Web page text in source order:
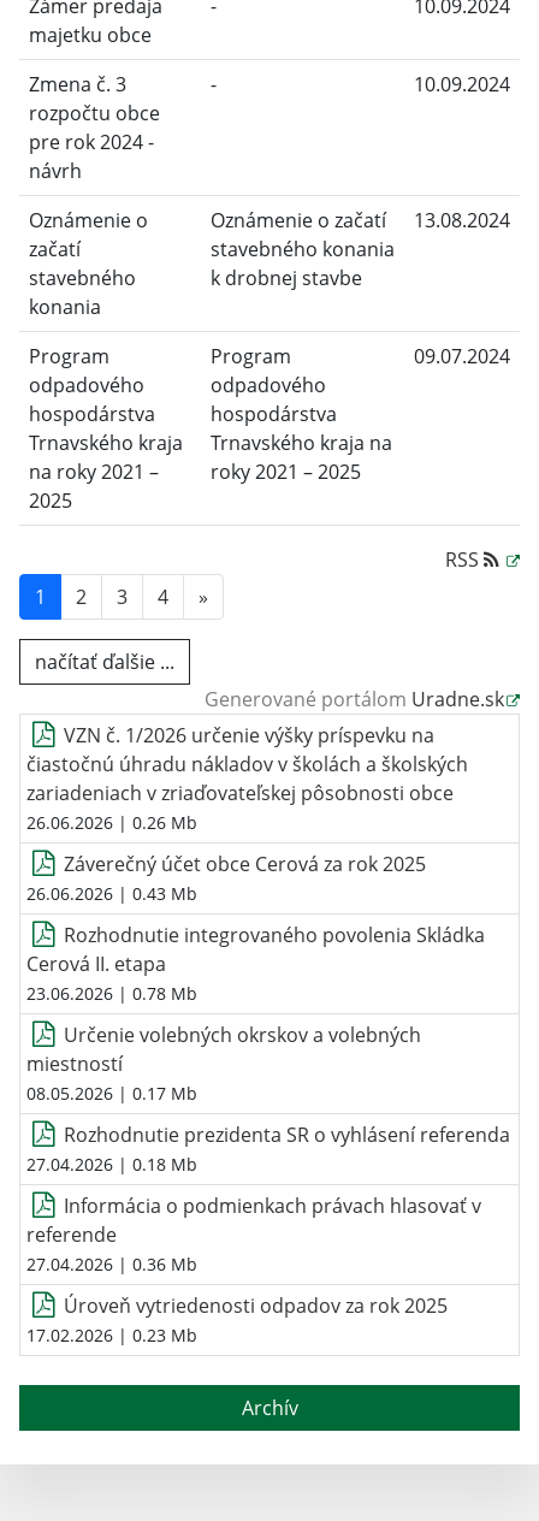
Zámer predaja
majetku obce
- 10.09.2024
Zmena č. 3
rozpočtu obce
pre rok 2024 -
návrh
- 10.09.2024
Oznámenie o
začatí
stavebného
konania
Oznámenie o začatí
stavebného konania
k drobnej stavbe
13.08.2024
Program
odpadového
hospodárstva
Trnavského kraja
na roky 2021 –
2025
Program
odpadového
hospodárstva
Trnavského kraja na
roky 2021 – 2025
09.07.2024
RSS
1
2 3 4 »
načítať ďalšie ...
Generované portálom Uradne.sk
VZN č. 1/2026 určenie výšky príspevku na
čiastočnú úhradu nákladov v školách a školských
zariadeniach v zriaďovateľskej pôsobnosti obce
26.06.2026 | 0.26 Mb
Záverečný účet obce Cerová za rok 2025
26.06.2026 | 0.43 Mb
Rozhodnutie integrovaného povolenia Skládka
Cerová II. etapa
23.06.2026 | 0.78 Mb
Určenie volebných okrskov a volebných
miestností
08.05.2026 | 0.17 Mb
Rozhodnutie prezidenta SR o vyhlásení referenda
27.04.2026 | 0.18 Mb
Informácia o podmienkach právach hlasovať v
referende
27.04.2026 | 0.36 Mb
Úroveň vytriedenosti odpadov za rok 2025
17.02.2026 | 0.23 Mb
Archív